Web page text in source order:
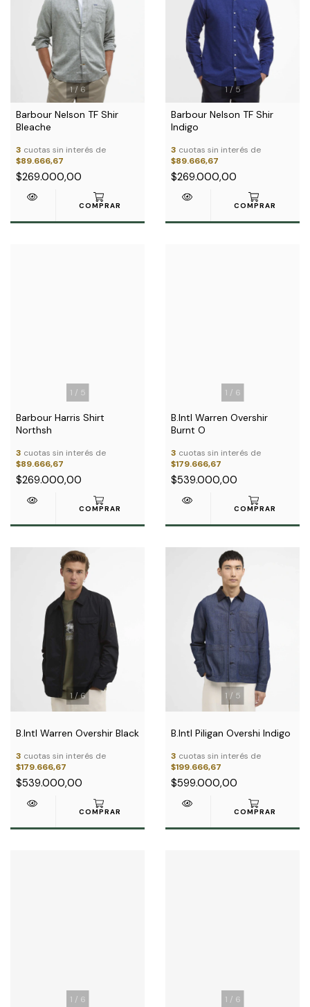
1/ 6
Barbour Nelson TF Shir
Bleache
3 cuotas sin interés de
$89.666,67
$269.000,00
COMPRAR
1/5
Barbour Nelson TF Shir
Indigo
3 cuotas sin interés de
$89.666,67
$269.000,00
COMPRAR
1 / 5
Barbour Harris Shirt
Northsh
3 cuotas sin interés de
$89.666,67
$269.000,00
COMPRAR
1 / 6
B.Intl Warren Overshir
Burnt O
3 cuotas sin interés de
$179.666,67
$539.000,00
COMPRAR
1/6
B.Intl Warren Overshir Black
3 cuotas sin interés de
$179.666,67
$539.000,00
COMPRAR
1 / 5
B.Intl Piligan Overshi Indigo
3 cuotas sin interés de
$199.666,67
$599.000,00
COMPRAR
1 / 6 1 / 6